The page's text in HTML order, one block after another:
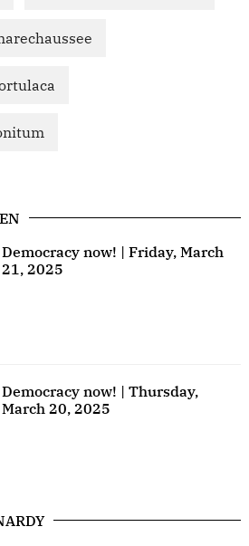
Democracy now! | Friday, March
21, 2025
Democracy now! | Thursday,
March 20, 2025